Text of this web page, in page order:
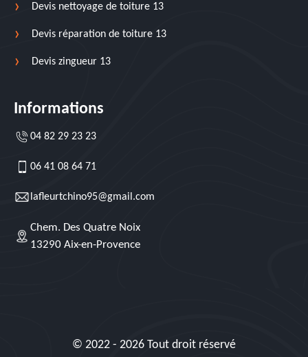
Devis nettoyage de toiture 13
Devis réparation de toiture 13
Devis zingueur 13
Informations
04 82 29 23 23
06 41 08 64 71
lafleurtchino95@gmail.com
Chem. Des Quatre Noix
13290 Aix-en-Provence
© 2022 - 2026 Tout droit réservé